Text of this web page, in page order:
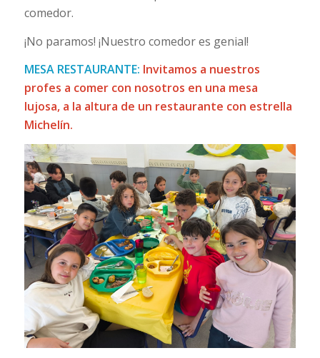
comedor.
¡No paramos! ¡Nuestro comedor es genial!
MESA RESTAURANTE: Invitamos a nuestros
profes a comer con nosotros en una mesa
lujosa, a la altura de un restaurante con estrella
Michelín.